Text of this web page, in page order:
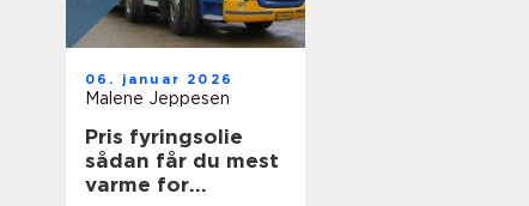
06. januar 2026
Malene Jeppesen
Pris fyringsolie
sådan får du mest
varme for